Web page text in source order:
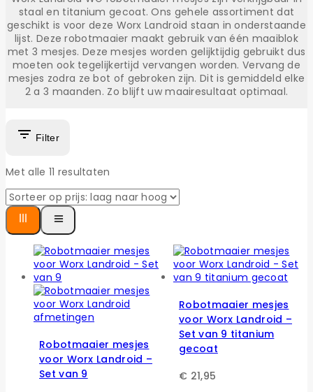
staal en titanium gecoat. Ons gehele assortiment dat
geschikt is voor deze Worx Landroid staan in onderstaande
lijst. Deze robotmaaier maakt gebruik van één maaiblok
met 3 mesjes. Deze mesjes worden gelijktijdig gebruikt dus
moeten ook tegelijkertijd vervangen worden. Vervang de
mesjes zodra ze bot of gebroken zijn. Dit is gemiddeld elke
2 a 3 maanden. Zo blijft uw maairesultaat optimaal.
Filter
Met alle 11 resultaten
Robotmaaier mesjes
voor Worx Landroid –
Set van 9
Robotmaaier mesjes
voor Worx Landroid –
Set van 9 titanium
gecoat
€ 21,95